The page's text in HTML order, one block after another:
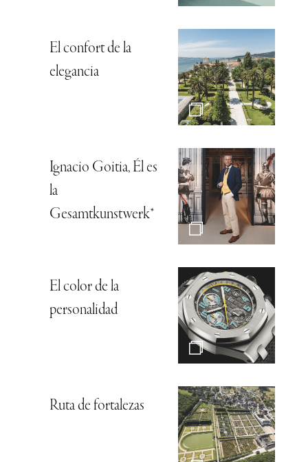
El confort de la
elegancia
Ignacio Goitia, Él es
la
Gesamtkunstwerk*
El color de la
personalidad
Ruta de fortalezas